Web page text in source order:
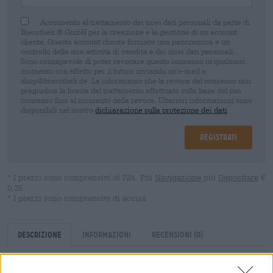
Acconsento al trattamento dei miei dati personali da parte di
Bierothek ® GmbH per la creazione e la gestione di un account
cliente. Questo account cliente fornisce una panoramica e un
controllo delle mie attività di vendita e dei miei dati personali.
Sono consapevole di poter revocare questo consenso in qualsiasi
momento con effetto per il futuro inviando un'e-mail a
shop@bierothek.de. La informiamo che la revoca del consenso non
pregiudica la liceità del trattamento effettuato sulla base del suo
consenso fino al momento della revoca. Ulteriori informazioni sono
disponibili nel nostro dichiarazione sulla protezione dei dati
Registrati
* I prezzi sono comprensivi di IVA. Più Navigazione più Depositare €
0,25
* I prezzi sono comprensivi di accisa
Descrizione Informazioni Recensioni (0)